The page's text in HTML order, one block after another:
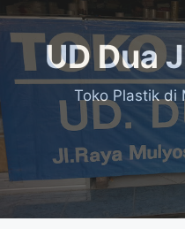
UD Dua
Toko Plastikdi